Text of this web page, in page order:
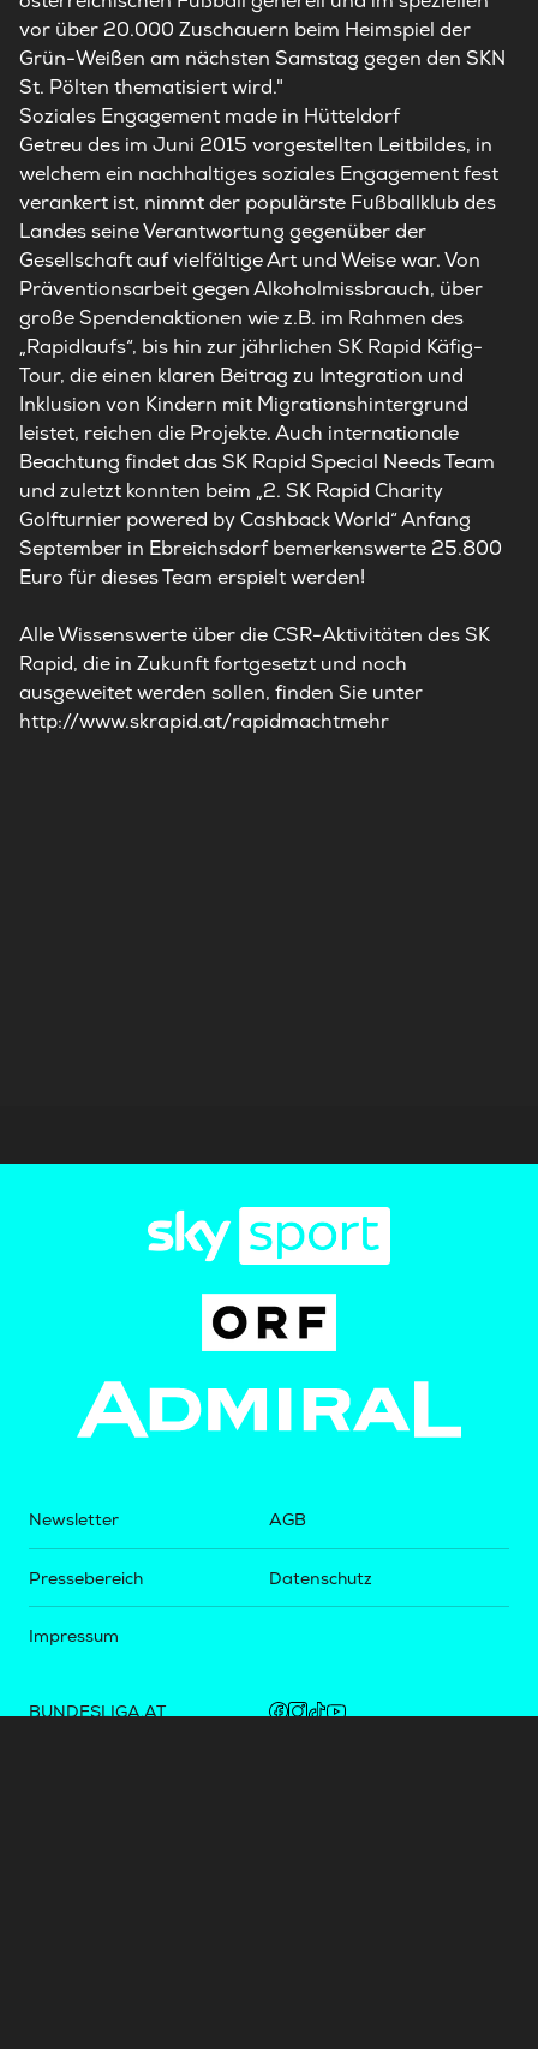
vor über 20.000 Zuschauern beim Heimspiel der
Grün-Weißen am nächsten Samstag gegen den SKN
St. Pölten thematisiert wird."
Soziales Engagement made in Hütteldorf
Getreu des im Juni 2015 vorgestellten Leitbildes, in
welchem ein nachhaltiges soziales Engagement fest
verankert ist, nimmt der populärste Fußballklub des
Landes seine Verantwortung gegenüber der
Gesellschaft auf vielfältige Art und Weise war. Von
Präventionsarbeit gegen Alkoholmissbrauch, über
große Spendenaktionen wie z.B. im Rahmen des
„Rapidlaufs“, bis hin zur jährlichen SK Rapid Käfig-
Tour, die einen klaren Beitrag zu Integration und
Inklusion von Kindern mit Migrationshintergrund
leistet, reichen die Projekte. Auch internationale
Beachtung findet das SK Rapid Special Needs Team
und zuletzt konnten beim „2. SK Rapid Charity
Golfturnier powered by Cashback World“ Anfang
September in Ebreichsdorf bemerkenswerte 25.800
Euro für dieses Team erspielt werden!
Alle Wissenswerte über die CSR-Aktivitäten des SK
Rapid, die in Zukunft fortgesetzt und noch
ausgeweitet werden sollen, finden Sie unter
http://www.skrapid.at/rapidmachtmehr
Newsletter
Pressebereich
Impressum
AGB
Datenschutz
BUNDESLIGA.AT